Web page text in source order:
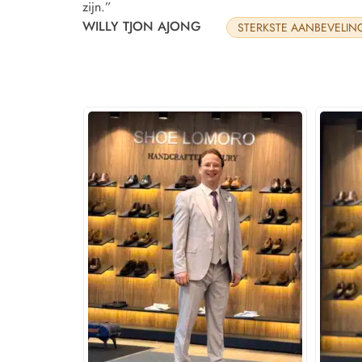
zijn.”
WILLY TJON AJONG
STERKSTE